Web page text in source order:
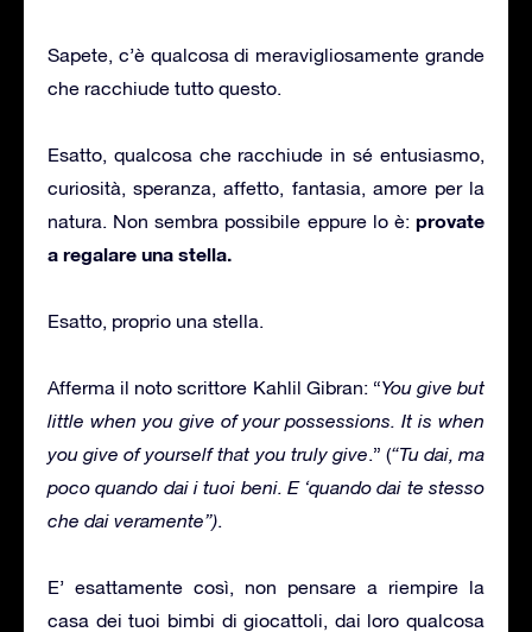
Sapete, c’è qualcosa di meravigliosamente grande
che racchiude tutto questo.
Esatto, qualcosa che racchiude in sé entusiasmo,
curiosità, speranza, affetto, fantasia, amore per la
natura. Non sembra possibile eppure lo è: provate
a regalare una stella.
Esatto, proprio una stella.
Afferma il noto scrittore Kahlil Gibran: “You give but
little when you give of your possessions. It is when
you give of yourself that you truly give.” (“Tu dai, ma
poco quando dai i tuoi beni. E ‘quando dai te stesso
che dai veramente”).
E’ esattamente così, non pensare a riempire la
casa dei tuoi bimbi di giocattoli, dai loro qualcosa